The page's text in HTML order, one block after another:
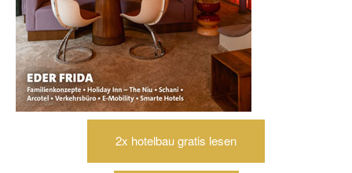
2x hotelbau gratis lesen